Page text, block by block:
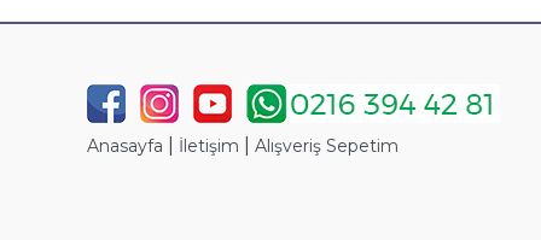
Anasayfa İletişim Alışveriş Sepetim